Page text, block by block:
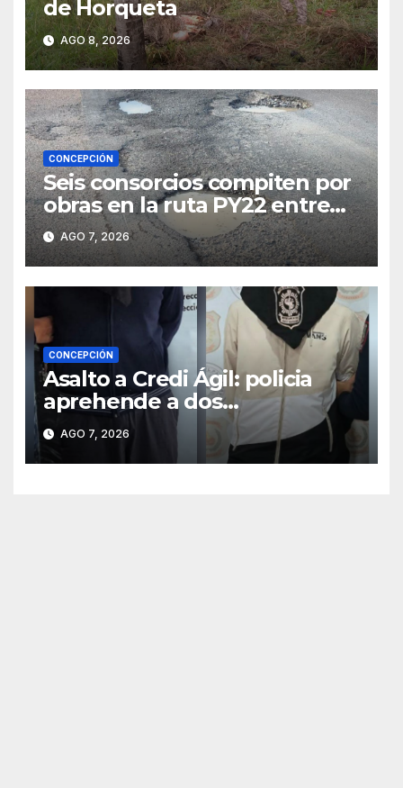
de Horqueta
AGO 8, 2026
CONCEPCIÓN
Seis consorcios compiten por
obras en la ruta PY22 entre
Concepción y Vallemí
AGO 7, 2026
CONCEPCIÓN
Asalto a Credi Ágil: policia
aprehende a dos
sospechosos e incauta
evidencias en Concepción
AGO 7, 2026